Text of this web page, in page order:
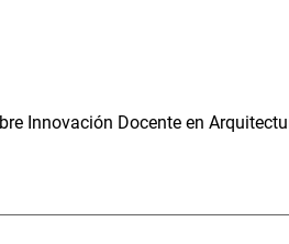
Innovación Docente en